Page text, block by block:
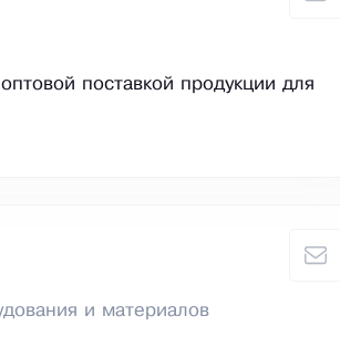
поставкой продукции для
и материалов